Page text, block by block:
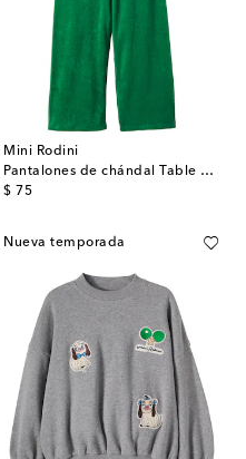
Mini Rodini
Pantalones de chándal Table Tennis
$ 75
original price
Nueva temporada